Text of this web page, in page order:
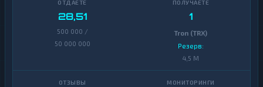
28,51
500 000 /
50 000 000
1
Tron (TRX)
Резерв:
4,5 M